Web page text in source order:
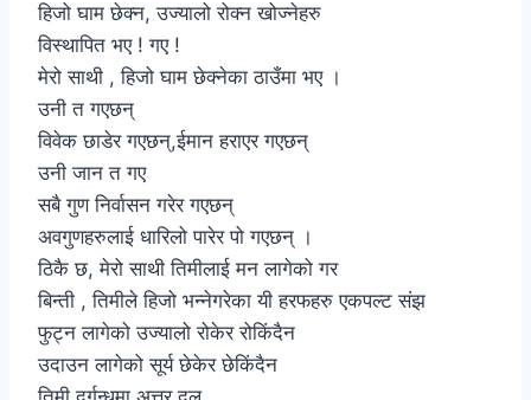
हिजो घाम छेक्न, उज्यालो रोक्न खोज्नेहरु
विस्थापित भए ! गए !
मेरो साथी , हिजो घाम छेक्नेका ठाउँमा भए ।
उनी त गएछन्
विवेक छाडेर गएछन्,ईमान हराएर गएछन्
उनी जान त गए
सबै गुण निर्वासन गरेर गएछन्
अवगुणहरुलाई धारिलो पारेर पो गएछन् ।
ठिकै छ, मेरो साथी तिमीलाई मन लागेको गर
बिन्ती , तिमीले हिजो भन्नेगरेका यी हरफहरु एकपल्ट संझ
फुट्न लागेको उज्यालो रोकेर रोकिंदैन
उदाउन लागेको सूर्य छेकेर छेकिंदैन